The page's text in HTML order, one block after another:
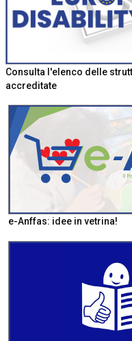
Consulta l'elenco delle
accreditate
e-Anffas: idee in vetrina!